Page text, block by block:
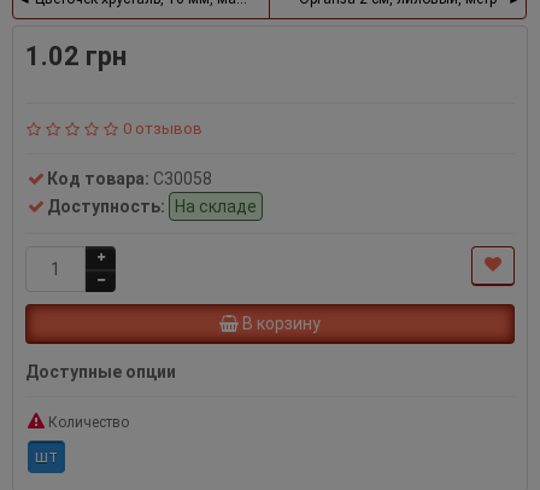
1.02 грн
0 отзывов
Код товара: С30058
Доступность:
На складе
В корзину
Доступные опции
Количество
шт